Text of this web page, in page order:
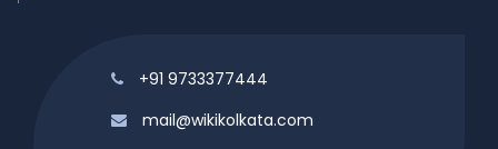
+91 9733377444
mail@wikikolkata.com